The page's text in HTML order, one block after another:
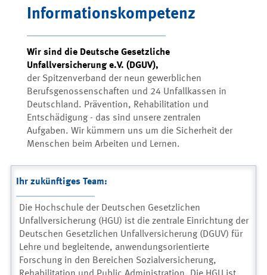
Informationskompetenz
Wir sind die Deutsche Gesetzliche
Unfallversicherung e.V. (DGUV),
der Spitzenverband der neun gewerblichen
Berufsgenossenschaften und 24 Unfallkassen in
Deutschland. Prävention, Rehabilitation und
Entschädigung - das sind unsere zentralen
Aufgaben. Wir kümmern uns um die Sicherheit der
Menschen beim Arbeiten und Lernen.
Ihr zukünftiges Team:
Die Hochschule der Deutschen Gesetzlichen
Unfallversicherung (HGU) ist die zentrale Einrichtung der
Deutschen Gesetzlichen Unfallversicherung (DGUV) für
Lehre und begleitende, anwendungsorientierte
Forschung in den Bereichen Sozialversicherung,